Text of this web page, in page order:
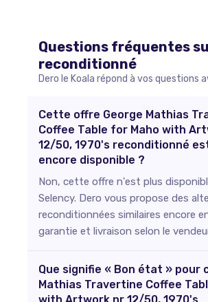
Questions fréquentes
reconditionné
Dero le Koala répond à vos questions
Cette offre George Mathias
Coffee Table for Maho with
12/50, 1970's reconditionné
encore disponible ?
Non, cette offre n'est plus
Selency. Dero vous propose des
reconditionnées similaires encore
garantie et livraison selon le
Que signifie « Bon état » pour
Mathias Travertine Coffee